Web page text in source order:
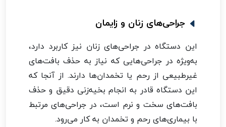
جراحی‌های زنان و زایمان
این دستگاه در جراحی‌های زنان نیز کاربرد دارد،
به‌ویژه در جراحی‌هایی که نیاز به حذف بافت‌های
غیرطبیعی از رحم یا تخمدان‌ها دارند. از آنجا که
این دستگاه قادر به انجام بخیه‌زنی دقیق و حذف
بافت‌های سخت و نرم است، در جراحی‌های مرتبط
با بیماری‌های رحم و تخمدان به کار می‌رود.